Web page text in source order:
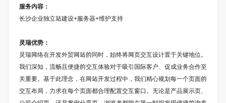
服务内容：
长沙企业独立站建设+服务器+维护支持
灵瑞优势：
灵瑞网络在开发外贸网站的同时，始终将网页交互设计置于关键地位。
我们深知，流畅且便捷的交互体验对于吸引国际客户、促成业务合作至
关重要。基于此理念，在网站开发过程中，我们精心规划每一个页面的
交互布局，力求在每个页面都合理配置交互窗口。无论是产品展示页、